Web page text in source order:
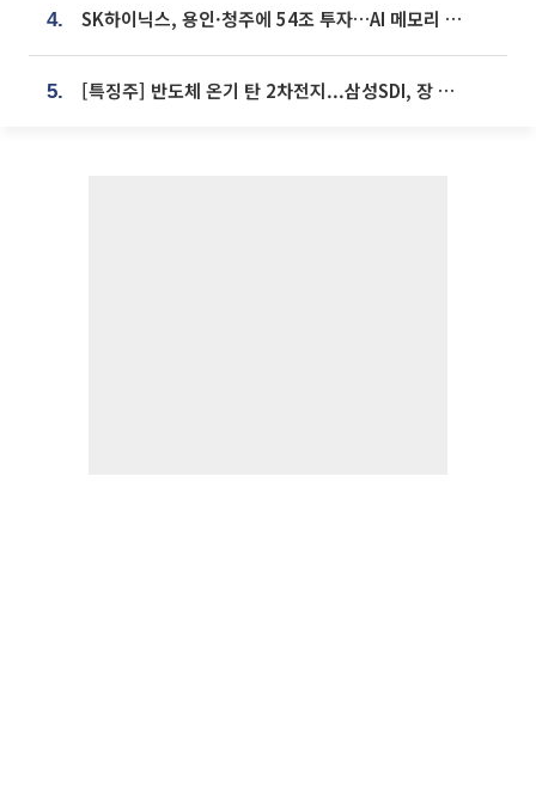
4. SK하이닉스, 용인·청주에 54조 투자…AI 메모리 생산기지 키운다
5. [특징주] 반도체 온기 탄 2차전지...삼성SDI, 장 초반 7% 넘게 껑충